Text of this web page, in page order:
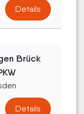
Details
Brück
Details